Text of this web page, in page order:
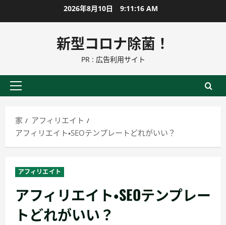
ン
に
2026年8月10日 9:11:17 AM
新型コロナ除菌！
PR : 広告利用サイト
プ
イ
マ
メ
ニ
ュ
ー
家
アフィリエイト
アフィリエイト・SEOテンプレートどれがいい？
アフィリエイト
アフィリエイト・SEOテンプレー
トどれがいい？